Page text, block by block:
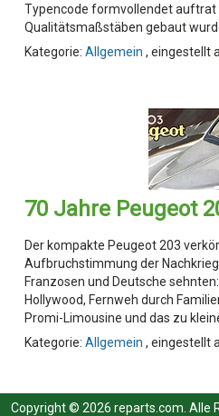
Typencode formvollendet auftrat
Qualitätsmaßstäben gebaut
Kategorie: Allgemein , eingestellt
70 Jahre Peugeot
Der kompakte Peugeot 203
Aufbruchstimmung der
Franzosen und Deutsche
Hollywood, Fernweh durch
Promi-Limousine und das zu
Kategorie: Allgemein , eingestellt
Copyright © 2026 reparts.com. Alle